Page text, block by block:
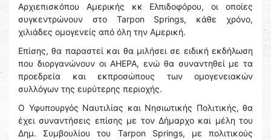
Αρχιεπισκόπου Αμερικής κκ Ελπιδοφόρου, οι οποίες
συγκεντρώνουν στο Tarpon Springs, κάθε χρόνο,
χιλιάδες ομογενείς από όλη την Αμερική.
Επίσης, θα παραστεί και θα μιλήσει σε ειδική εκδήλωση
που διοργανώνουν οι AHEPA, ενώ θα συναντηθεί με τα
προεδρεία και εκπροσώπους των ομογενειακών
συλλόγων της ευρύτερης περιοχής.
Ο Υφυπουργός Ναυτιλίας και Νησιωτικής Πολιτικής, θα
έχει συναντήσεις επίσης με τον Δήμαρχο και μέλη του
Δημ. Συμβουλίου του Tarpon Springs, με πολιτικούς